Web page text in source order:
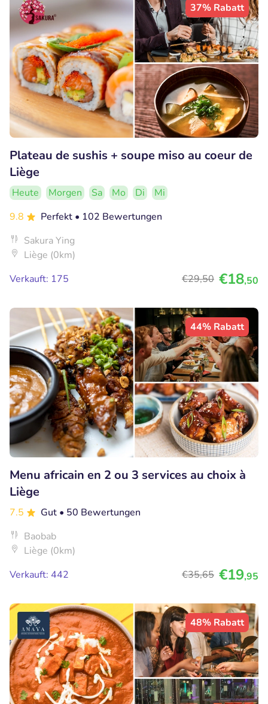
37% Rabatt
Plateau de sushis + soupe miso au coeur de
Liège
Heute Morgen Sa Mo Di
Mi
9.8
Perfekt • 102 Bewertungen
Sakura Ying
Liège (0km)
Verkauft: 175
€29,50 €18,50
44% Rabatt
Menu africain en 2 ou 3 services au choix à
Liège
7.5 Gut • 50 Bewertungen
Baobab
Liège (0km)
Verkauft: 442
€35,65 €19,95
48% Rabatt